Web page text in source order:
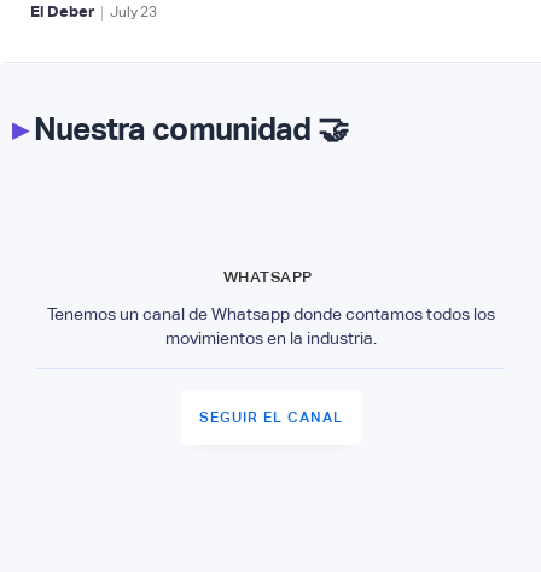
El Deber | July 23
▸Nuestra comunidad 🤝
WHATSAPP
Tenemos un canal de Whatsapp donde contamos todos los
movimientos en la industria.
SEGUIR EL CANAL